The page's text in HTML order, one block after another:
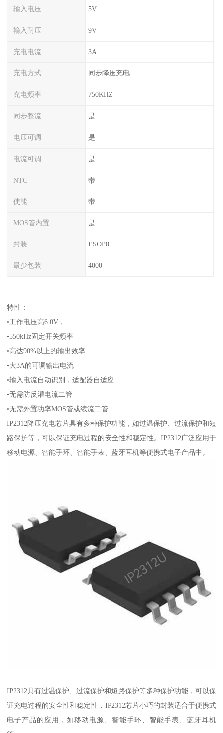
输入电压 5V
输入耐压 9V
充电电流 3A
充电方式 同步降压充电
充电频率 750KHZ
同步整流 是
电压可调 是
电流可调 是
NTC 带
使能 带
MOS管内置 是
封装 ESOP8
最少包装 4000
特性：
•工作电压高6.0V，
•550kHz固定开关频率
•高达90%以上的输出效率
•大3A的可调输出电流
•输入电流自动识别，适配器自适应
•无需防反灌电流二管
•无需外置功率MOS管或续流二管
IP2312降压充电芯片具有多种保护功能，如过温保护、过流保护和短
路保护等，可以保证充电过程的安全性和稳定性。IP2312广泛应用于
移动电源、智能手环、智能手表、蓝牙耳机等便携式电子产品中。
IP2312具有过温保护、过流保护和短路保护等多种保护功能，可以保
证充电过程的安全性和稳定性，IP2312芯片小巧的封装适合于便携式
电子产品的应用，如移动电源、智能手环、智能手表、蓝牙耳机